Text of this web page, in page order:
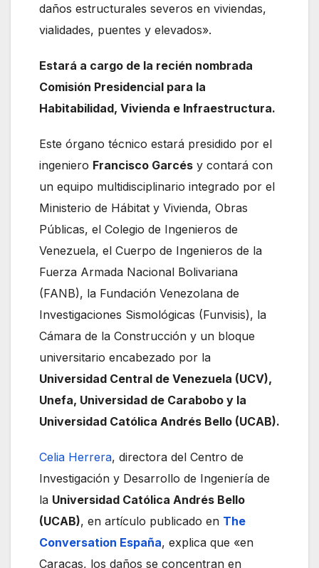
daños estructurales severos en viviendas,
vialidades, puentes y elevados».
Estará a cargo de la recién nombrada
Comisión Presidencial para la
Habitabilidad, Vivienda e Infraestructura.
Este órgano técnico estará presidido por el
ingeniero Francisco Garcés y contará con
un equipo multidisciplinario integrado por el
Ministerio de Hábitat y Vivienda, Obras
Públicas, el Colegio de Ingenieros de
Venezuela, el Cuerpo de Ingenieros de la
Fuerza Armada Nacional Bolivariana
(FANB), la Fundación Venezolana de
Investigaciones Sismológicas (Funvisis), la
Cámara de la Construcción y un bloque
universitario encabezado por la
Universidad Central de Venezuela (UCV),
Unefa, Universidad de Carabobo y la
Universidad Católica Andrés Bello (UCAB).
Celia Herrera, directora del Centro de
Investigación y Desarrollo de Ingeniería de
la Universidad Católica Andrés Bello
(UCAB), en artículo publicado en The
Conversation España, explica que «en
Caracas, los daños se concentran en